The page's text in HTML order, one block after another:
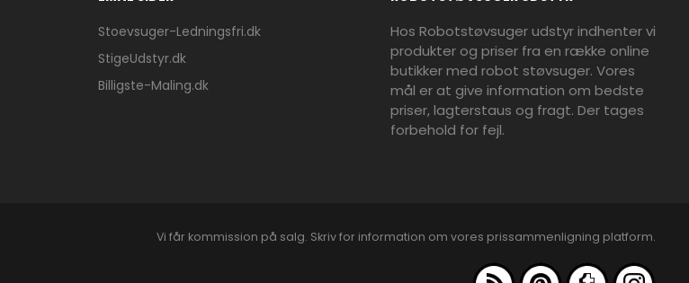
Stoevsuger-Ledningsfri.dk
StigeUdstyr.dk
Billigste-Maling.dk
Hos Robotstøvsuger udstyr indhenter vi
produkter og priser fra en række online
butikker med robot støvsuger. Vores
mål er at give information om bedste
priser, lagterstaus og fragt. Der tages
forbehold for fejl.
Vi får kommission på salg. Skriv for information om vores prissammenligning platform.